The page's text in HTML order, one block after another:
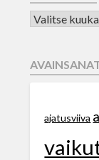
ajatusviiva